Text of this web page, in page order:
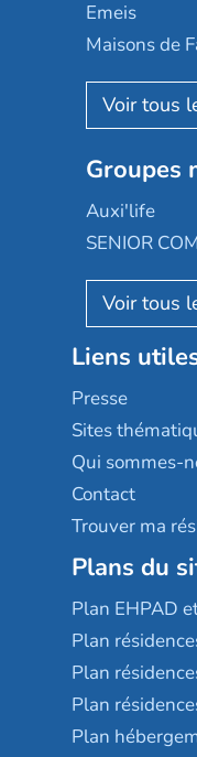
Domusvi
Happy
Aquarelia
Nexity
Les jardins
Occitalia
Reseda
Stella
Les villages
Sérénys
Résidences
Emeis
Maisons de
Korian
Emera
Groupe SOS
Le Noble Âge
Almage
Résidalya
Groupe aplus
Groupes
Auxi'life
SENIOR
AGE D'OR
Liens
Presse
Sites
Qui sommes-
Contact
Trouver ma
Plans du
Plan EHPAD
Plan
Plan
Plan
Plan